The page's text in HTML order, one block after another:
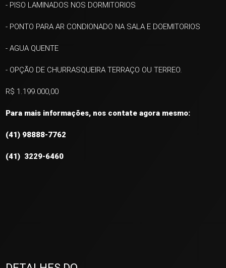
- PISO LAMINADOS NOS DORMITORIOS
- PONTO PARA AR CONDIONADO NA SALA E DOEMITORIOS
- AGUA QUENTE
- OPÇÃO DE CHURRASQUEIRA TERRAÇO OU TERREO.
R$ 1.199.000,00
Para mais informações, nos contate agora mesmo:
(41) 98888-7762
(41) 3229-6460